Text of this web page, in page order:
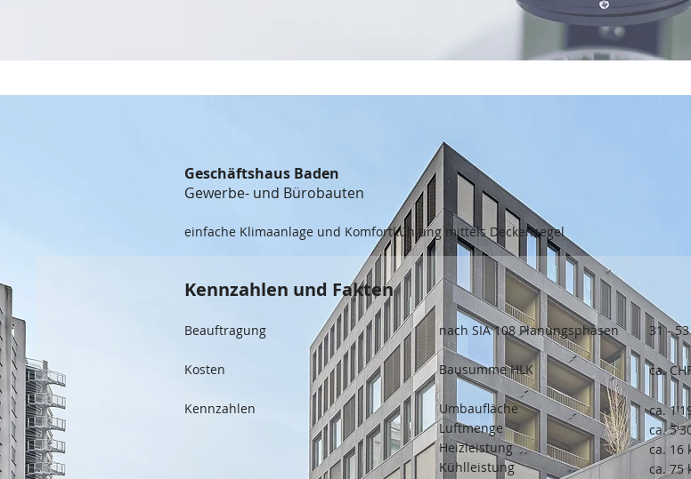
Geschäftshaus Baden
Gewerbe- und Bürobauten
einfache Klimaanlage und Komfortkühlung mittels Deckensegel
nach SIA 108 Planungsphasen
Bausumme HLK
Umbaufläche
Luftmenge
Heizleistung
Kühlleistung
Beauftragung
Kosten
Kennzahlen
31 -
ca.
ca.
ca.
ca. 16
ca. 75
Kennzahlen und Fakten